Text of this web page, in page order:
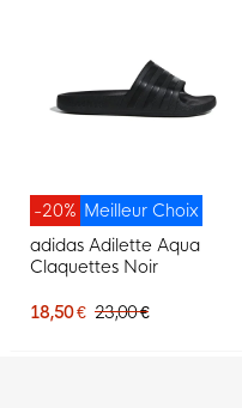
Meilleur Choix
-20%
adidas Adilette Aqua
Claquettes Noir
18,50 € 23,00 €